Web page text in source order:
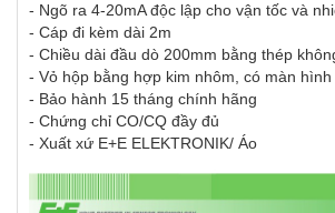
- Ngõ ra 4-20mA độc lập cho vận tốc và
- Cáp đi kèm dài 2m
- Chiều dài đầu dò 200mm bằng thép
- Vỏ hộp bằng hợp kim nhôm, có màn hình
- Bảo hành 15 tháng chính hãng
- Chứng chỉ CO/CQ đầy đủ
- Xuất xứ E+E ELEKTRONIK/ Áo